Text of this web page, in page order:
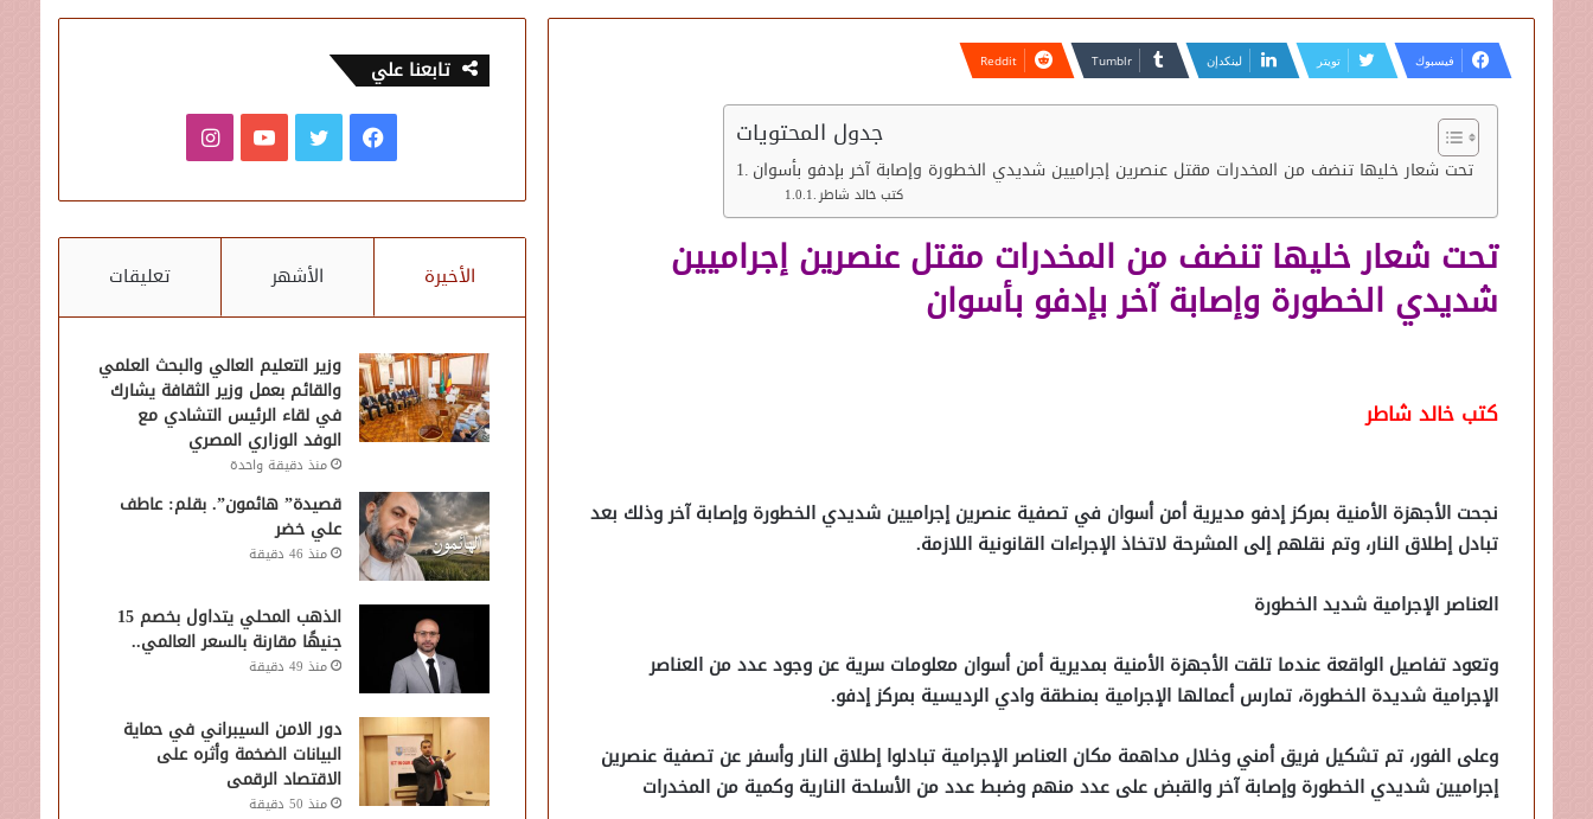
فيسبوك تويتر لينكدإن
جدول المحتويات
تحت شعار خليها تنضف من المخدرات مقتل عنصرين إجراميين شديدي الخطورة وإصابة آخر بإدفو بأسوان
كتب خالد شاطر
تحت شعار خليها تنضف من المخدرات مقتل عنصرين إجراميين
شديدي الخطورة وإصابة آخر بإدفو بأسوان
كتب خالد شاطر
نجحت الأجهزة الأمنية بمركز إدفو مديرية أمن أسوان في تصفية عنصرين إجراميين شديدي الخطورة وإصابة آخر وذلك بعد
تبادل إطلاق النار، وتم نقلهم إلى المشرحة لاتخاذ الإجراءات القانونية اللازمة.
العناصر الإجرامية شديد الخطورة
وتعود تفاصيل الواقعة عندما تلقت الأجهزة الأمنية بمديرية أمن أسوان معلومات سرية عن وجود عدد من العناصر
الإجرامية شديدة الخطورة، تمارس أعمالها الإجرامية بمنطقة وادي الرديسية بمركز إدفو.
وعلى الفور، تم تشكيل فريق أمني وخلال مداهمة مكان العناصر الإجرامية تبادلوا إطلاق النار وأسفر عن تصفية عنصرين
إجراميين شديدي الخطورة وإصابة آخر والقبض على عدد منهم وضبط عدد من الأسلحة النارية وكمية من المخدرات
تابعنا علي
فيسبوكتويتر يوتيوبانستقرام
الأخيرة الأشهر تعليقات
وزير التعليم العالي والبحث العلمي
والقائم بعمل وزير الثقافة يشارك
في لقاء الرئيس التشادي مع
الوفد الوزاري المصري
منذ دقيقة واحدة
قصيدة” هائمون”. بقلم: عاطف
علي خضر
منذ 46 دقيقة
الذهب المحلي يتداول بخصم 15
جنيهًا مقارنة بالسعر العالمي..
منذ 49 دقيقة
دور الامن السيبراني في حماية
البيانات الضخمة وأثره على
الاقتصاد الرقمى
منذ 50 دقيقة